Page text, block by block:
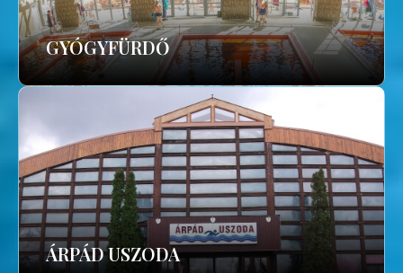
GYÓGYFÜRDŐ
ÁRPÁD USZODA